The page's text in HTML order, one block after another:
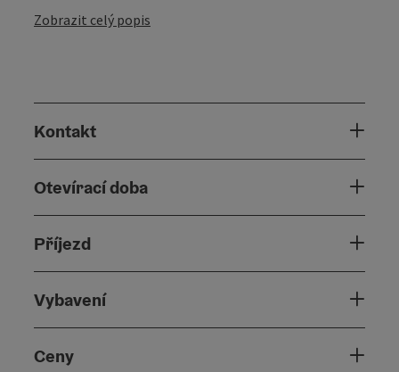
Zobrazit celý popis
Kontakt
Otevírací doba
Příjezd
Vybavení
Ceny